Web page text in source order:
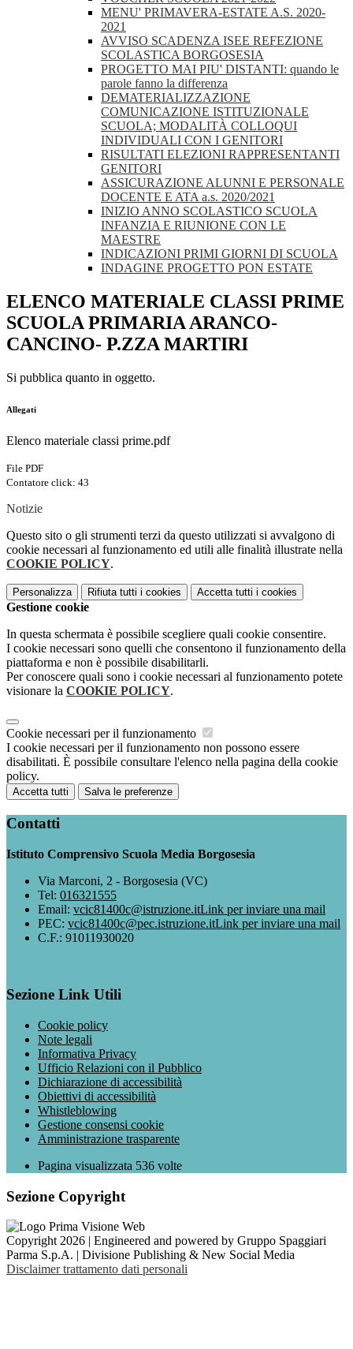
MENU' PRIMAVERA-ESTATE A.S. 2020-
2021
AVVISO SCADENZA ISEE REFEZIONE
SCOLASTICA BORGOSESIA
PROGETTO MAI PIU' DISTANTI: quando le
parole fanno la differenza
DEMATERIALIZZAZIONE
COMUNICAZIONE ISTITUZIONALE
SCUOLA; MODALITÀ COLLOQUI
INDIVIDUALI CON I GENITORI
RISULTATI ELEZIONI RAPPRESENTANTI
GENITORI
ASSICURAZIONE ALUNNI E PERSONALE
DOCENTE E ATA a.s. 2020/2021
INIZIO ANNO SCOLASTICO SCUOLA
INFANZIA E RIUNIONE CON LE
MAESTRE
INDICAZIONI PRIMI GIORNI DI SCUOLA
INDAGINE PROGETTO PON ESTATE
ELENCO MATERIALE CLASSI PRIME
SCUOLA PRIMARIA ARANCO-
CANCINO- P.ZZA MARTIRI
Si pubblica quanto in oggetto.
Allegati
Elenco materiale classi prime.pdf
File PDF
Contatore click: 43
Notizie
Questo sito o gli strumenti terzi da questo utilizzati si avvalgono di
cookie necessari al funzionamento ed utili alle finalità illustrate nella
COOKIE POLICY.
Personalizza Rifiuta tutti i cookies Accetta tutti i cookies
Gestione cookie
In questa schermata è possibile scegliere quali cookie consentire.
I cookie necessari sono quelli che consentono il funzionamento della
piattaforma e non è possibile disabilitarli.
Per conoscere quali sono i cookie necessari al funzionamento potete
visionare la COOKIE POLICY.
Cookie necessari per il funzionamento
I cookie necessari per il funzionamento non possono essere
disabilitati. È possibile consultare l'elenco nella pagina della cookie
policy.
Accetta tutti Salva le preferenze
Contatti
Istituto Comprensivo Scuola Media Borgosesia
Via Marconi, 2 - Borgosesia (VC)
Tel: 016321555
Email: vcic81400c@istruzione.itLink per inviare una mail
PEC: vcic81400c@pec.istruzione.itLink per inviare una mail
C.F.: 91011930020
Sezione Link Utili
Cookie policy
Note legali
Informativa Privacy
Ufficio Relazioni con il Pubblico
Dichiarazione di accessibilità
Obiettivi di accessibilità
Whistleblowing
Gestione consensi cookie
Amministrazione trasparente
Pagina visualizzata 536 volte
Sezione Copyright
Copyright 2026 | Engineered and powered by Gruppo Spaggiari
Parma S.p.A. | Divisione Publishing & New Social Media
Disclaimer trattamento dati personali